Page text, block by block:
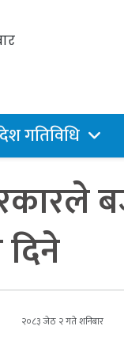
गतिविधि
दिने
२०८३ जेठ २ गते शनिबार